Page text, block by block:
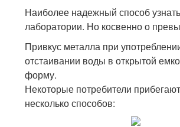
Наиболее надежный способ
лаборатории. Но косвенно о
Привкус металла при
отстаивании воды в открытой
форму.
Некоторые потребители
несколько способов: